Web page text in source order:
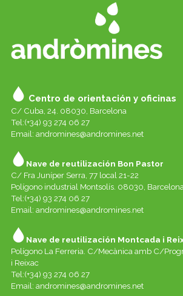
Centro de orientación y oficinas
C/ Cuba, 24. 08030, Barcelona
Tel:(+34) 93 274 06 27
Email: andromines@andromines.net
Nave de reutilización Bon Pastor
C/ Fra Juníper Serra, 77 local 21-22
Polígono industrial Montsolís. 08030,
Tel:(+34) 93 274 06 27
Email: andromines@andromines.net
Nave de reutilización Montcada i
Polígono La Ferreria. C/Mecànica amb C/
i Reixac
Tel:(+34) 93 274 06 27
Email: andromines@andromines.net